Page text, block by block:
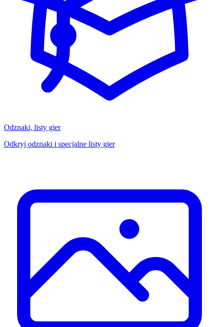
Odznaki, listy gier
Odkryj odznaki i specjalne listy gier